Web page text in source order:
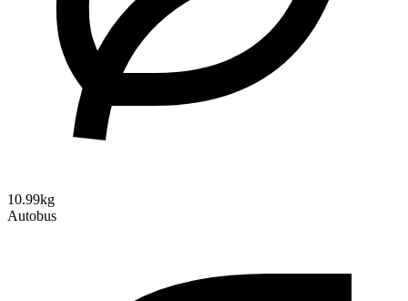
10.99kg
Autobus